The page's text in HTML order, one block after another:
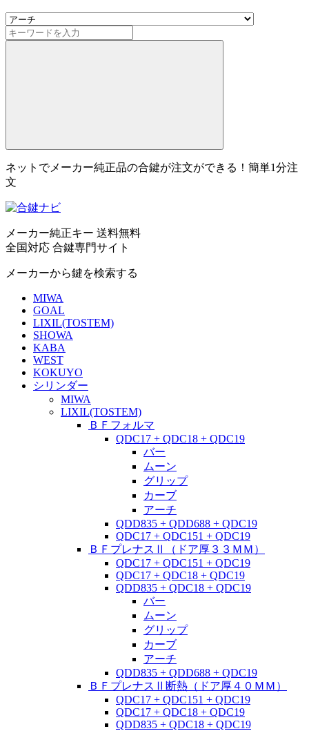
ネットでメーカー純正品の合鍵が注文ができる！簡単1分注
文
メーカー純正キー 送料無料
全国対応 合鍵専門サイト
メーカーから鍵を検索する
MIWA
GOAL
LIXIL(TOSTEM)
SHOWA
KABA
WEST
KOKUYO
シリンダー
MIWA
LIXIL(TOSTEM)
ＢＦフォルマ
QDC17 + QDC18 + QDC19
バー
ムーン
グリップ
カーブ
アーチ
QDD835 + QDD688 + QDC19
QDC17 + QDC151 + QDC19
ＢＦプレナスⅡ（ドア厚３３ＭＭ）
QDC17 + QDC151 + QDC19
QDC17 + QDC18 + QDC19
QDD835 + QDC18 + QDC19
バー
ムーン
グリップ
カーブ
アーチ
QDD835 + QDD688 + QDC19
ＢＦプレナスⅡ断熱（ドア厚４０ＭＭ）
QDC17 + QDC151 + QDC19
QDC17 + QDC18 + QDC19
QDD835 + QDC18 + QDC19